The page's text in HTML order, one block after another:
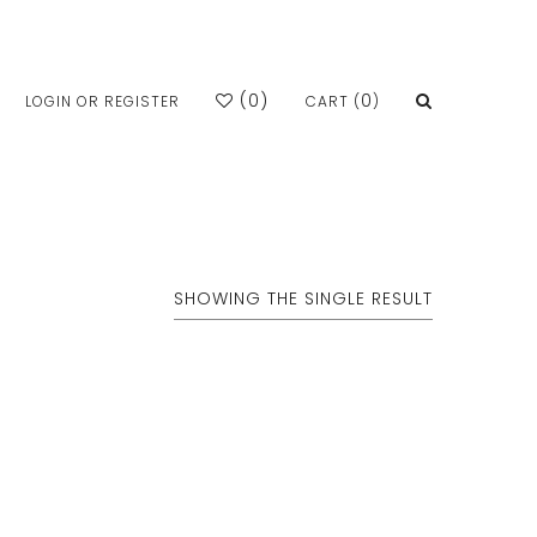
CART (0)
( 0 )
LOGIN OR REGISTER
SHOWING THE SINGLE RESULT